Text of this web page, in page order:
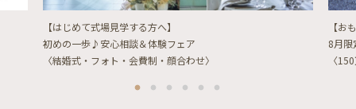
【はじめて式場見学する方へ】
初めの一歩♪安心相談＆体験フェア
〈結婚式・フォト・会費制・顔合わせ〉
【お
8月限
〈